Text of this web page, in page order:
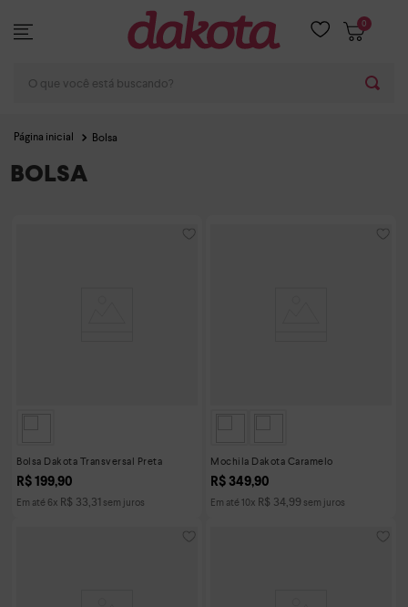
0
Bolsa
BOLSA
Bolsa Dakota Transversal Preta
R$ 199,90
Em até 6x R$ 33,31 sem juros
Mochila Dakota Caramelo
R$ 349,90
Em até10x R$ 34,99 sem juros